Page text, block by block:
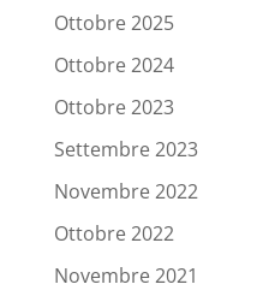
Ottobre 2025
Ottobre 2024
Ottobre 2023
Settembre 2023
Novembre 2022
Ottobre 2022
Novembre 2021